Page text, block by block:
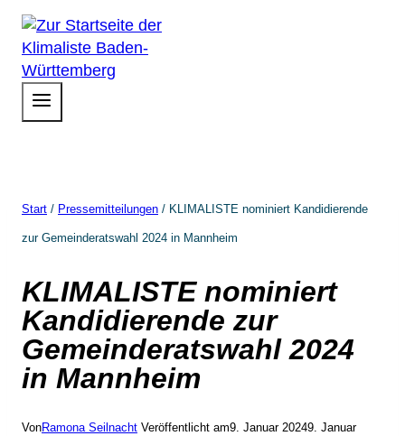
Zum
Inhalt
springen
Start / Pressemitteilungen / KLIMALISTE nominiert Kandidierende
zur Gemeinderatswahl 2024 in Mannheim
KLIMALISTE nominiert
Kandidierende zur
Gemeinderatswahl 2024
in Mannheim
VonRamona Seilnacht Veröffentlicht am9. Januar 20249. Januar